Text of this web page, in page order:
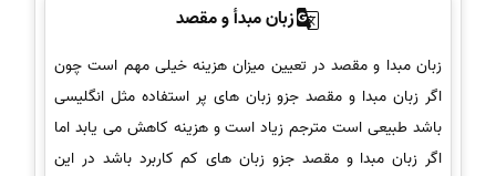
زبان مبدأ و مقصد
زبان مبدا و مقصد در تعیین میزان هزینه خیلی مهم است چون
اگر زبان مبدا و مقصد جزو زبان های پر استفاده مثل انگلیسی
باشد طبیعی است مترجم زیاد است و هزینه کاهش می یابد اما
اگر زبان مبدا و مقصد جزو زبان های کم کاربرد باشد در این